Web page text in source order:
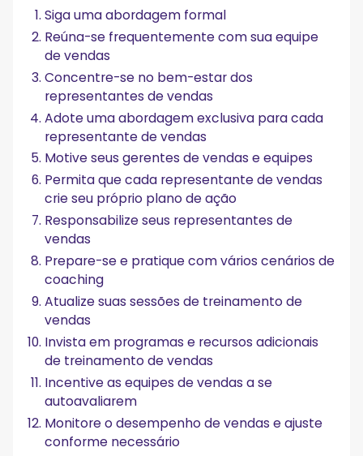
Siga uma abordagem formal
Reúna-se frequentemente com sua equipe
de vendas
Concentre-se no bem-estar dos
representantes de vendas
Adote uma abordagem exclusiva para cada
representante de vendas
Motive seus gerentes de vendas e equipes
Permita que cada representante de vendas
crie seu próprio plano de ação
Responsabilize seus representantes de
vendas
Prepare-se e pratique com vários cenários de
coaching
Atualize suas sessões de treinamento de
vendas
Invista em programas e recursos adicionais
de treinamento de vendas
Incentive as equipes de vendas a se
autoavaliarem
Monitore o desempenho de vendas e ajuste
conforme necessário